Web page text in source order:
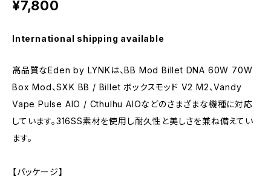
¥7,800
International shipping available
高品質なEden by LYNKは、BB Mod Billet DNA 60W 70W
Box Mod、SXK BB / Billet ボックスモッド V2 M2、Vandy
Vape Pulse AIO / Cthulhu AIOなどのさまざまな機種に対応
しています。316SS素材を使用し耐久性と美しさを兼ね備えてい
ます。
【パッケージ】